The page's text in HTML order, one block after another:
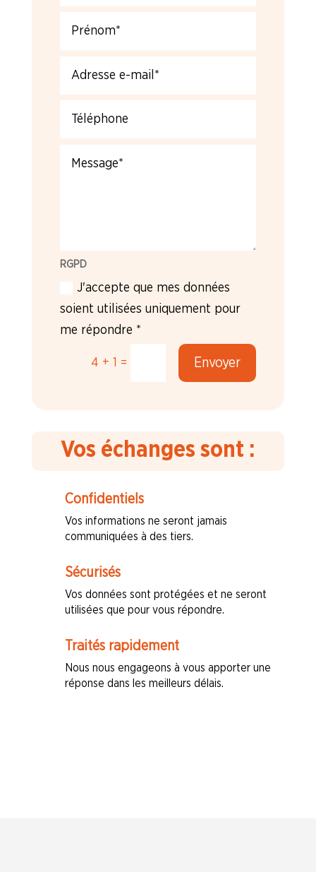
RGPD
J'accepte que mes données
soient utilisées uniquement pour
me répondre *
4 + 1 = Envoyer
Vos échanges sont :
Confidentiels
Vos informations ne seront jamais
communiquées à des tiers.
Sécurisés
Vos données sont protégées et ne seront
utilisées que pour vous répondre.
Traités rapidement
Nous nous engageons à vous apporter une
réponse dans les meilleurs délais.